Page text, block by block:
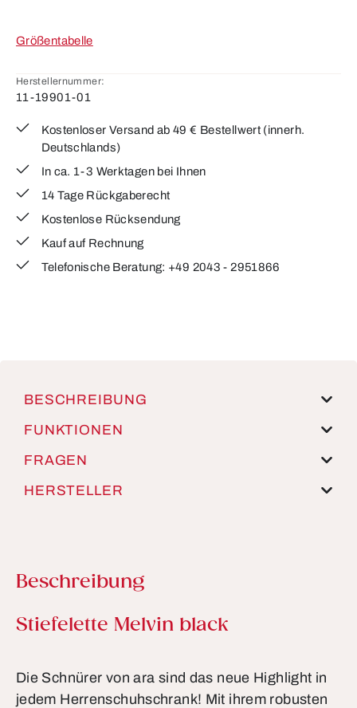
Größentabelle
Herstellernummer:
11-19901-01
Kostenloser Versand ab 49 € Bestellwert (innerh.
Deutschlands)
In ca. 1-3 Werktagen bei Ihnen
14 Tage Rückgaberecht
Kostenlose Rücksendung
Kauf auf Rechnung
Telefonische Beratung: +49 2043 - 2951866
BESCHREIBUNG
FUNKTIONEN
FRAGEN
HERSTELLER
Beschreibung
Produktinformationen
Stiefelette Melvin black
Die Schnürer von ara sind das neue Highlight in
jedem Herrenschuhschrank! Mit ihrem robusten